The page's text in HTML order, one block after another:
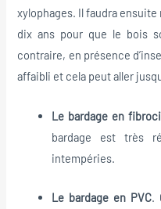
xylophages. Il faudra
dix ans pour que le bois
contraire, en présence
affaibli et cela peut aller
Le bardage en
bardage est très
intempéries.
Le bardage en PVC.